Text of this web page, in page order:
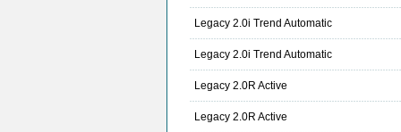
Legacy 2.0i Trend Automatic
Legacy 2.0i Trend Automatic
Legacy 2.0R Active
Legacy 2.0R Active